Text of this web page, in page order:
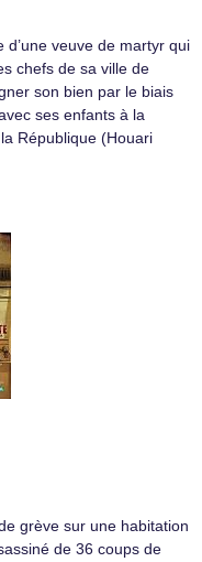
d’une veuve de martyr qui
chefs de sa ville de
son bien par le biais
ses enfants à la
République (Houari
grève sur une habitation
de 36 coups de